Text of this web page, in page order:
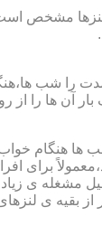
مشخص
را شب
بار آن ها را
هنگام
برای
ی زیاد
از بقیه ی